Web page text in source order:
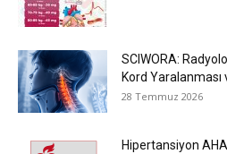
SCIWORA:
Kord Yaralanması
28 Temmuz 2026
Hipertansiyon